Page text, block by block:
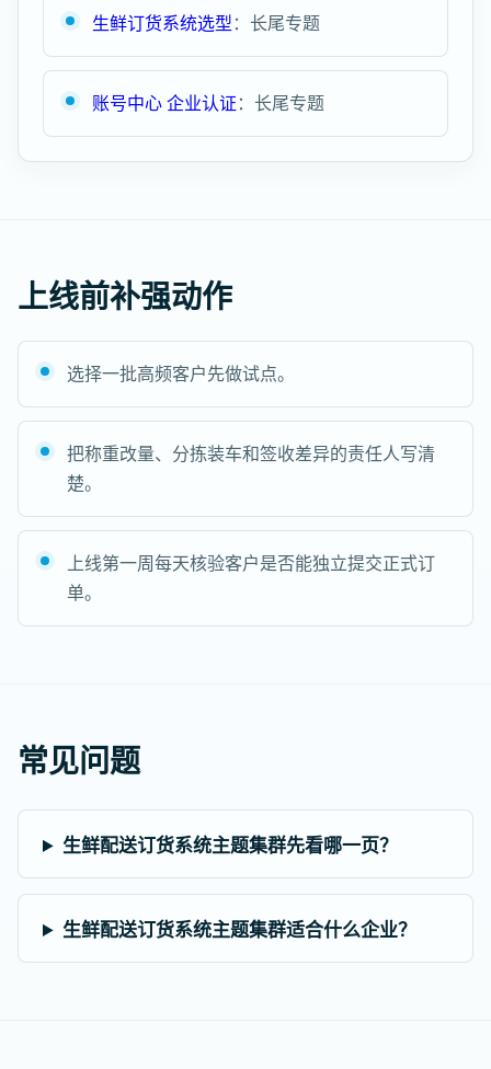
生鲜订货系统选型：长尾专题
账号中心 企业认证：长尾专题
上线前补强动作
选择一批高频客户先做试点。
把称重改量、分拣装车和签收差异的责任人写清
楚。
上线第一周每天核验客户是否能独立提交正式订
单。
常见问题
生鲜配送订货系统主题集群先看哪一页？
生鲜配送订货系统主题集群适合什么企业？